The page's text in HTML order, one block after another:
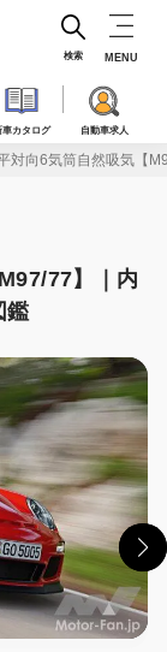
車カタログ 自動車求人
検索 MENU
対向6気筒自然吸気【
77】｜内
鑑